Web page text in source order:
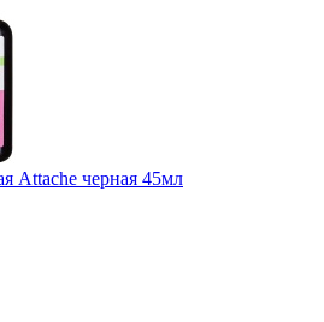
Attache черная 45мл